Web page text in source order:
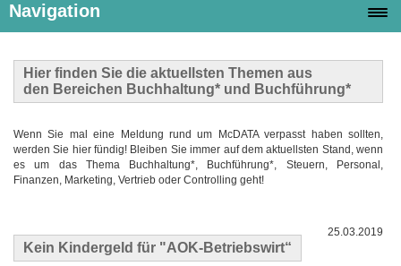
Navigation
Hier finden Sie die aktuellsten Themen aus
den Bereichen Buchhaltung* und Buchführung*
Wenn Sie mal eine Meldung rund um McDATA verpasst haben sollten,
werden Sie hier fündig! Bleiben Sie immer auf dem aktuellsten Stand, wenn
es um das Thema Buchhaltung*, Buchführung*, Steuern, Personal,
Finanzen, Marketing, Vertrieb oder Controlling geht!
Kein Kindergeld für "AOK-Betriebswirt“
25.03.2019